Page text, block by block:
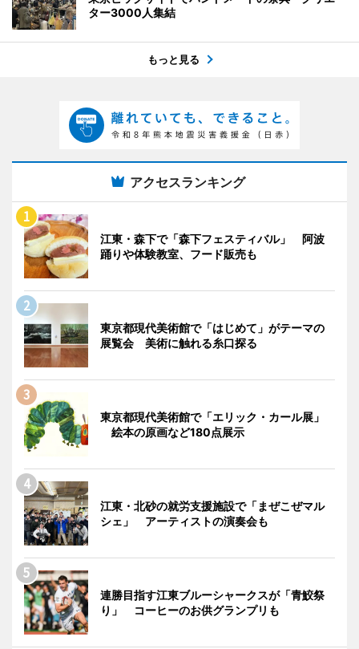
ター3000人集結
もっと見る
アクセスランキング
江東・森下で「森下フェスティバル」 阿波
踊りや体験教室、フード販売も
東京都現代美術館で「はじめて」がテーマの
展覧会 美術に触れる糸口探る
東京都現代美術館で「エリック・カール展」
絵本の原画など180点展示
江東・北砂の就労支援施設で「まぜこぜマル
シェ」 アーティストの演奏会も
連勝目指す江東ブルーシャークスが「青鮫祭
り」 コーヒーのお供グランプリも